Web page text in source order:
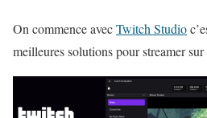
On commence avecTwitch Studio
meilleures solutions pour streamer sur